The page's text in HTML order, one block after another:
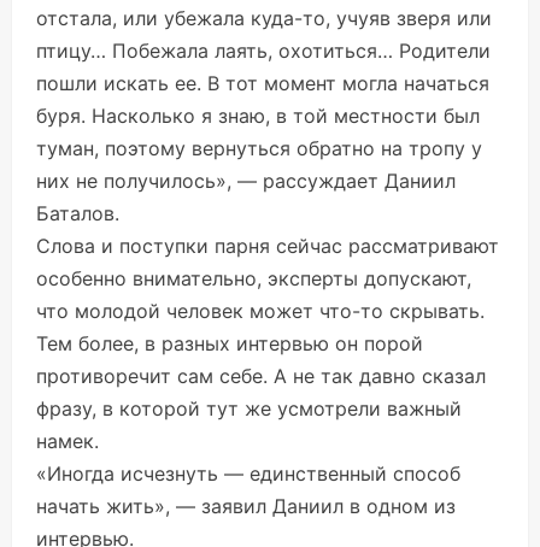
отстала, или убежала куда-то, учуяв зверя или
птицу… Побежала лаять, охотиться… Родители
пошли искать ее. В тот момент могла начаться
буря. Насколько я знаю, в той местности был
туман, поэтому вернуться обратно на тропу у
них не получилось», — рассуждает Даниил
Баталов.
Слова и поступки парня сейчас рассматривают
особенно внимательно, эксперты допускают,
что молодой человек может что-то скрывать.
Тем более, в разных интервью он порой
противоречит сам себе. А не так давно сказал
фразу, в которой тут же усмотрели важный
намек.
«Иногда исчезнуть — единственный способ
начать жить», — заявил Даниил в одном из
интервью.